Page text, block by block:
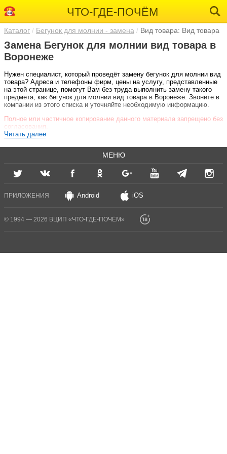
ЧТО-ГДЕ-ПОЧЁМ
Каталог Бегунок для молнии - замена Вид товара: Вид товара
Замена Бегунок для молнии вид товара в
Воронеже
Нужен специалист, который проведёт замену бегунок для молнии вид
товара? Адреса и телефоны фирм, цены на услугу, представленные
на этой странице, помогут Вам без труда выполнить замену такого
предмета, как бегунок для молнии вид товара в Воронеже. Звоните в
компании из этого списка и уточняйте необходимую информацию.
Полное или частичное копирование данного материала запрещено без
согласования.
Читать далее
МЕНЮ
ПРИЛОЖЕНИЯ Android iOS
© 1994 — 2026 ВЦИП «ЧТО-ГДЕ-ПОЧЁМ»